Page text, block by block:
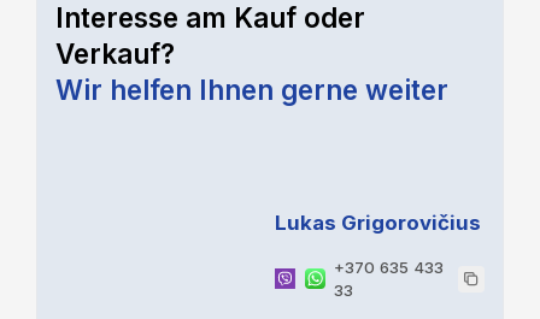
Interesse am Kauf oder
Verkauf?
Wir helfen Ihnen gerne weiter
Lukas Grigorovičius
+370 635 433
33